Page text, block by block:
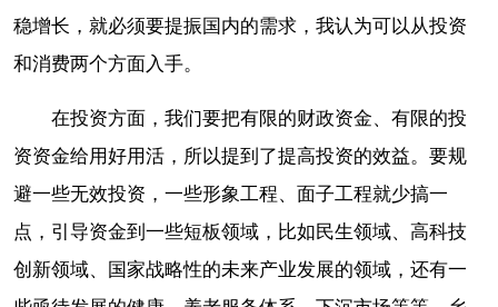
稳增长，就必须要提振国内的需求，我认为可以从投资
和消费两个方面入手。
在投资方面，我们要把有限的财政资金、有限的投
资资金给用好用活，所以提到了提高投资的效益。要规
避一些无效投资，一些形象工程、面子工程就少搞一
点，引导资金到一些短板领域，比如民生领域、高科技
创新领域、国家战略性的未来产业发展的领域，还有一